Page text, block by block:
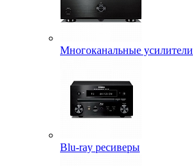
Многоканальные усилители
Blu-ray ресиверы